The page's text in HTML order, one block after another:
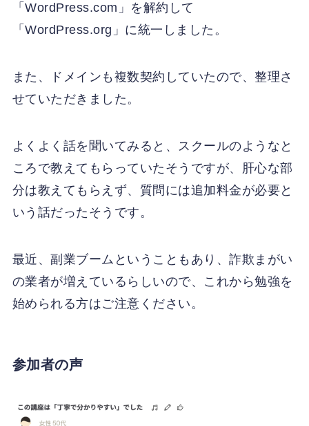
「WordPress.com」を解約して
「WordPress.org」に統一しました。
また、ドメインも複数契約していたので、整理さ
せていただきました。
よくよく話を聞いてみると、スクールのようなと
ころで教えてもらっていたそうですが、肝心な部
分は教えてもらえず、質問には追加料金が必要と
いう話だったそうです。
最近、副業ブームということもあり、詐欺まがい
の業者が増えているらしいので、これから勉強を
始められる方はご注意ください。
参加者の声